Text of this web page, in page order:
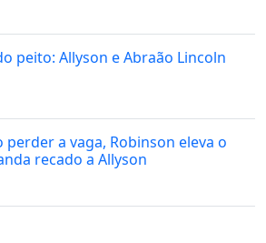
peito: Allyson e Abraão Lincoln
perder a vaga, Robinson eleva o
recado a Allyson